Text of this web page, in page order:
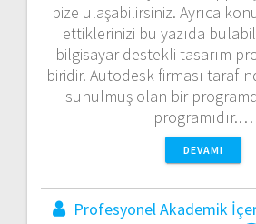
bize ulaşabilirsiniz. Ayrıca
ettiklerinizi bu yazıda
bilgisayar destekli tasarım
biridir. Autodesk firması
sunulmuş olan bir
programıdır.…
DEVAMI
Profesyonel Akademik